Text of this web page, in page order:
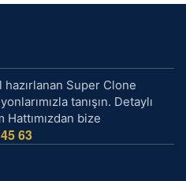
Super Clone
tanışın. Detaylı
bize
63